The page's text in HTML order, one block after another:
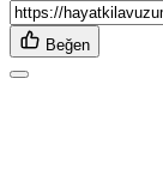
Beğen